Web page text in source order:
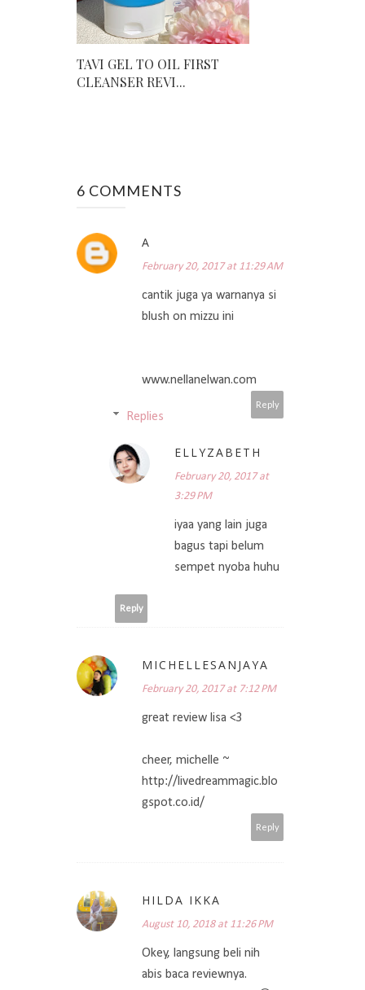
TAVI GEL TO OIL FIRST
CLEANSER REVI...
6 COMMENTS
A
February 20, 2017 at 11:29 AM
cantik juga ya warnanya si
blush on mizzu ini
www.nellanelwan.com
Reply
Replies
ELLYZABETH
February 20, 2017 at
3:29 PM
iyaa yang lain juga
bagus tapi belum
sempet nyoba huhu
Reply
MICHELLESANJAYA
February 20, 2017 at 7:12 PM
great review lisa <3
cheer, michelle ~
http://livedreammagic.blo
gspot.co.id/
Reply
HILDA IKKA
August 10, 2018 at 11:26 PM
Okey, langsung beli nih
abis baca reviewnya.